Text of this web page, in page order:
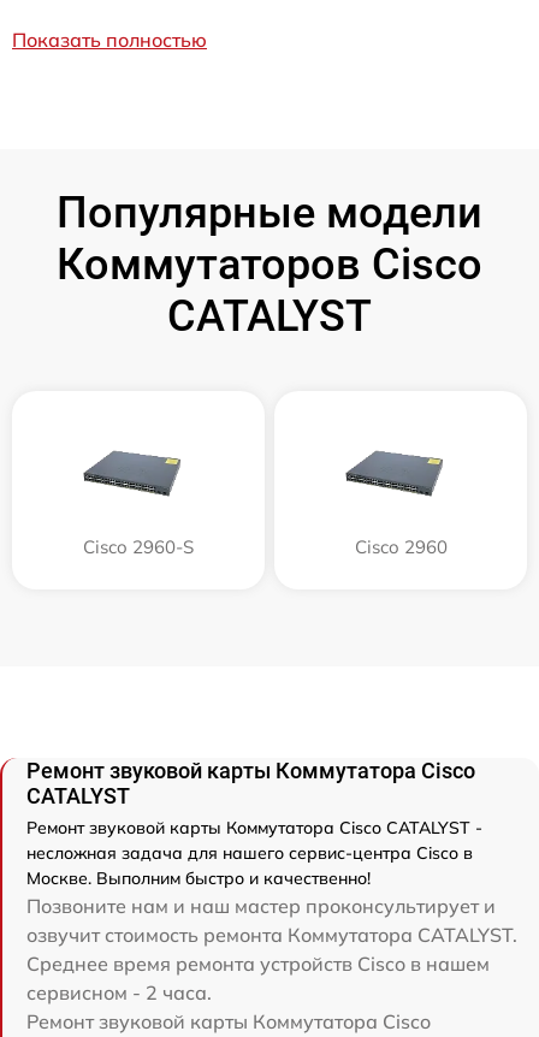
Показать полностью
Популярные модели
Коммутаторов Cisco
CATALYST
Cisco 2960-S Cisco 2960
Ремонт звуковой карты Коммутатора Cisco
CATALYST
Ремонт звуковой карты Коммутатора Cisco CATALYST -
несложная задача для нашего сервис-центра Cisco в
Москве. Выполним быстро и качественно!
Позвоните нам и наш мастер проконсультирует и
озвучит стоимость ремонта Коммутатора CATALYST.
Среднее время ремонта устройств Cisco в нашем
сервисном - 2 часа.
Ремонт звуковой карты Коммутатора Cisco